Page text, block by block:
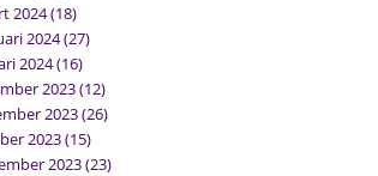
2024(18)
2024(27)
2024(16)
2023(12)
2023(26)
2023(15)
2023(23)